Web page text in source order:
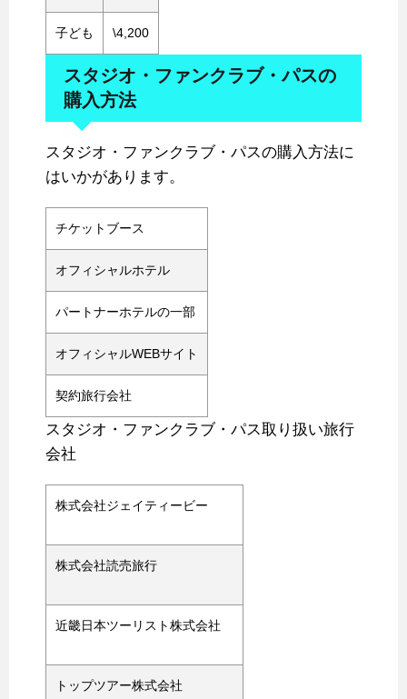
子ども \4,200
スタジオ・ファンクラブ・パスの
購入方法
スタジオ・ファンクラブ・パスの購入方法に
はいかがあります。
チケットブース
オフィシャルホテル
パートナーホテルの一部
オフィシャルWEBサイト
契約旅行会社
スタジオ・ファンクラブ・パス取り扱い旅行
会社
株式会社ジェイティービー
株式会社読売旅行
近畿日本ツーリスト株式会社
トップツアー株式会社